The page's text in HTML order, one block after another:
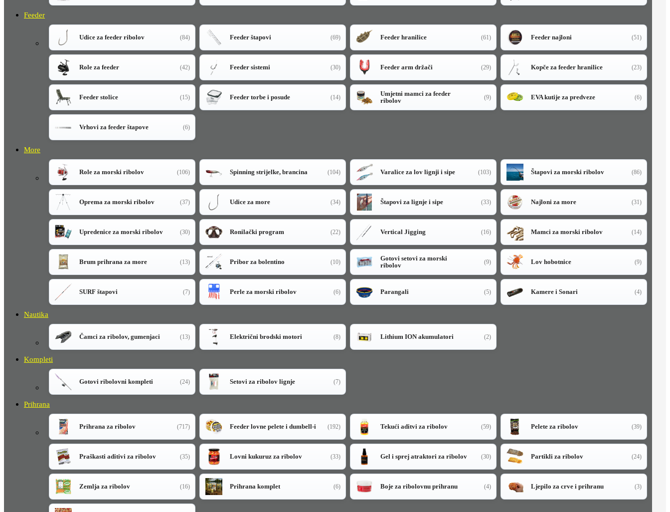
Feeder
Udice za feeder ribolov (84) Feeder štapovi (69) Feeder hranilice (61) Feeder najloni (51)
Role za feeder (42) Feeder sistemi (30) Feeder arm držači (29) Kopče za feeder hranilice (23)
Feeder stolice (15) Feeder torbe i posude (14)
Umjetni mamci za feeder
ribolov
(9) EVA kutije za predveze (6)
Vrhovi za feeder štapove (6)
More
Role za morski ribolov (106) Spinning strijelke, brancina (104) Varalice za lov lignji i sipe (103) Štapovi za morski ribolov (86)
Oprema za morski ribolov (37) Udice za more (34) Štapovi za lignje i sipe (33) Najloni za more (31)
Upredenice za morski ribolov (30) Ronilački program (22) Vertical Jigging (16) Mamci za morski ribolov (14)
Brum prihrana za more (13) Pribor za bolentino (10)
Gotovi setovi za morski
ribolov
(9) Lov hobotnice (9)
SURF štapovi (7) Perle za morski ribolov (6) Parangali (5) Kamere i Sonari (4)
Nautika
Čamci za ribolov, gumenjaci (13) Električni brodski motori (8) Lithium ION akumulatori (2)
Kompleti
Gotovi ribolovni kompleti (24) Setovi za ribolov lignje (7)
Prihrana
Prihrana za ribolov (717) Feeder lovne pelete i dumbell-i (192) Tekući aditvi za ribolov (59) Pelete za ribolov (39)
Praškasti aditivi za ribolov (35) Lovni kukuruz za ribolov (33) Gel i sprej atraktori za ribolov (30) Partikli za ribolov (24)
Zemlja za ribolov (16) Prihrana komplet (6) Boje za ribolovnu prihranu (4) Ljepilo za crve i prihranu (3)